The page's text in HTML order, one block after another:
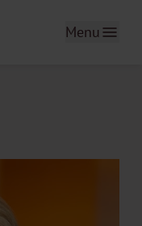
Menu